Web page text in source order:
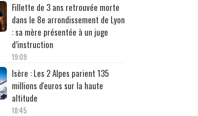
Fillette de 3 ans retrouvée morte
dans le 8e arrondissement de Lyon
: sa mère présentée à un juge
d’instruction
19:09
Isère : Les 2 Alpes parient 135
millions d'euros sur la haute
altitude
18:45